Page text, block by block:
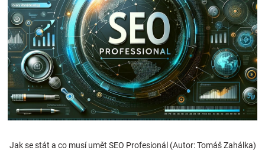
zábava
pro
děti
Těhotenské
Jak se stát a co musí umět SEO Profesionál (Autor: Tomáš Zahálka)